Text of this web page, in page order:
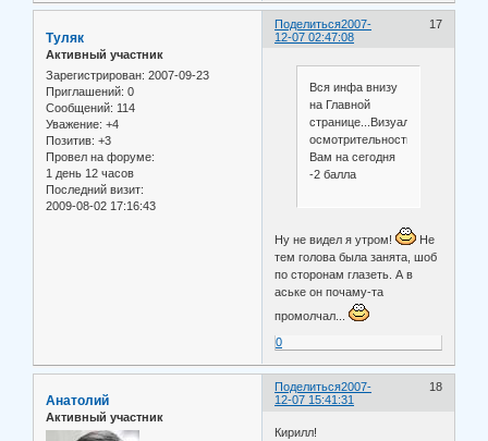
Поделиться 17
2007-
12-07 02:47:08
Туляк
Активный участник
Зарегистрирован: 2007-09-23
Приглашений: 0
Сообщений: 114
Уважение: +4
Позитив: +3
Провел на форуме:
1 день 12 часов
Последний визит:
2009-08-02 17:16:43
Вся инфа внизу
на Главной
странице...Визуальная
осмотрительность
Вам на сегодня
-2 балла
Ну не видел я утром!
Не
тем голова была занята, шоб
по сторонам глазеть. А в
аське он почаму-та
промолчал...
0
Поделиться 18
2007-
12-07 15:41:31
Анатолий
Активный участник
Кирилл!